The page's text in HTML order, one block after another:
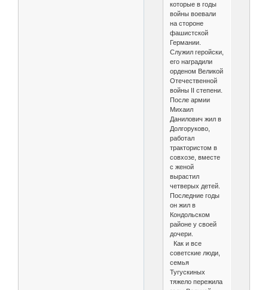
которые в годы
войны воевали
на стороне
фашистской
Германии.
Служил геройски,
его наградили
орденом Великой
Отечественной
войны II степени.
После армии
Михаил
Данилович жил в
Долгоруково,
работал
трактористом в
совхозе, вместе
с женой
вырастил
четверых детей.
Последние годы
он жил в
Кондольском
районе у своей
дочери.
Как и все
советские люди,
семья
Тугускиных
тяжело пережила